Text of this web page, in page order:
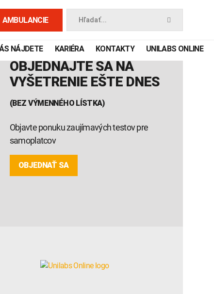
AMBULANCIE Hľadať...
NÁJDETE KARIÉRA KONTAKTY UNILABS ONLINE
OBJEDNAJTE SA NA
VYŠETRENIE EŠTE DNES
(BEZ VÝMENNÉHO LÍSTKA)
Objavte ponuku zaujímavých testov pre
samoplatcov
OBJEDNAŤ SA